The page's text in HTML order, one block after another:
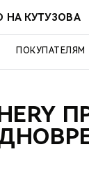
НА КУТУЗОВА
ПОКУПАТЕЛЯМ